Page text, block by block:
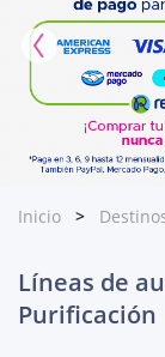
Inicio
Líneas de
Purificación